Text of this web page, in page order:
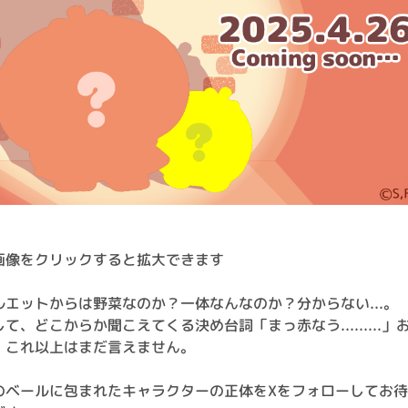
をクリックすると拡大できます
エットからは野菜なのか？一体なんなのか？分からない...。
て、どこからか聞こえてくる決め台詞「まっ赤なう.........」
これ以上はまだ言えません。
ベールに包まれたキャラクターの正体をXをフォローしてお